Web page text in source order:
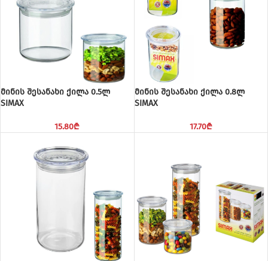
მინის შესანახი ქილა 0.5ლ
SIMAX
15.80₾
მინის შესანახი ქილა 0.8ლ
SIMAX
17.70₾